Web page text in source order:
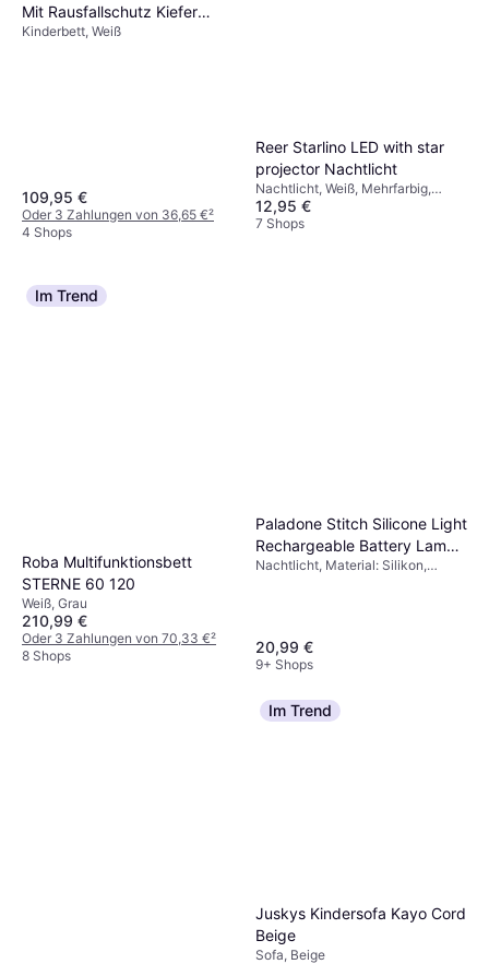
Mit Rausfallschutz Kiefer
Massiv 90 x 190 cm
Kinderbett, Weiß
109,95 €
Oder 3 Zahlungen von 36,65 €²
4 Shops
Reer Starlino LED with star
projector Nachtlicht
Nachtlicht, Weiß, Mehrfarbig,
Material: Kunststoff, Thema:
Sterne
12,95 €
7 Shops
Im Trend
Roba Multifunktionsbett
STERNE 60 120
Weiß, Grau
210,99 €
Oder 3 Zahlungen von 70,33 €²
8 Shops
Paladone Stitch Silicone Light
Rechargeable Battery Lampe
Nachtlicht
Nachtlicht, Material: Silikon,
20,99 €
9+ Shops
Im Trend
Juskys Kindersofa Kayo Cord
Beige
Sofa, Beige